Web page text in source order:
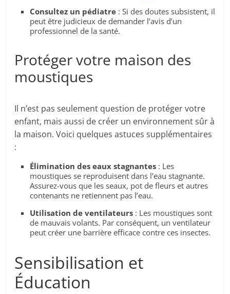
Consultez un pédiatre : Si des doutes subsistent, il
peut être judicieux de demander l’avis d’un
professionnel de la santé.
Protéger votre maison des
moustiques
Il n’est pas seulement question de protéger votre
enfant, mais aussi de créer un environnement sûr à
la maison. Voici quelques astuces supplémentaires
:
Élimination des eaux stagnantes : Les
moustiques se reproduisent dans l’eau stagnante.
Assurez-vous que les seaux, pot de fleurs et autres
contenants ne retiennent pas l’eau.
Utilisation de ventilateurs : Les moustiques sont
de mauvais volants. Par conséquent, un ventilateur
peut créer une barrière efficace contre ces insectes.
Sensibilisation et
Éducation